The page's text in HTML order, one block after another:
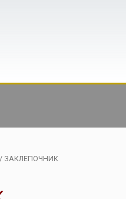
/ ЗАКЛЕПОЧНИК